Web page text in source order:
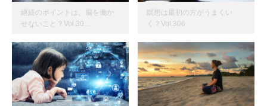
継続のポイントは、脳を働か
せないこと？Vol.30…
瞑想は最初の方がうまくい
く？Vol.306